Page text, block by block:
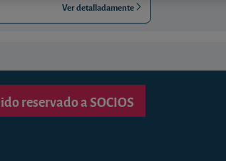
Ver detalladamente
reservado a SOCIOS